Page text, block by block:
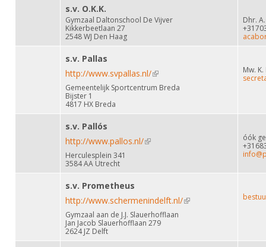
s.v. O.K.K.
Gymzaal Daltonschool De Vijver
Kikkerbeetlaan 27
2548 WJ Den Haag
Dhr.
s.v. Pallas
http://www.svpallas.nl/(link is external)
Gemeentelijk Sportcentrum Breda
Bijster 1
4817 HX Breda
Mw.
s.v. Pallós
http://www.pallos.nl/(link is external)
Herculesplein 341
3584 AA Utrecht
óók
s.v. Prometheus
http://www.schermenindelft.nl/(link is external)
Gymzaal aan de J.J. Slauerhofflaan
Jan Jacob Slauerhofflaan 279
2624 JZ Delft